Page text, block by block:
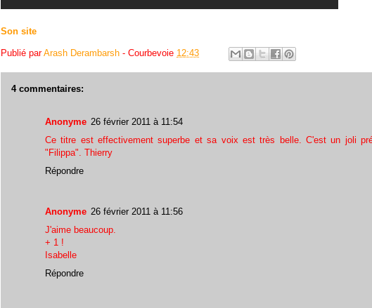
Son site
Publié parArash Derambarsh - Courbevoie 12:43
4 commentaires:
Anonyme 26 février 2011 à 11:54
Ce titre est effectivement superbe et sa voix est très belle. C'est un joli
"Filippa". Thierry
Répondre
Anonyme 26 février 2011 à 11:56
J'aime beaucoup.
+ 1 !
Isabelle
Répondre